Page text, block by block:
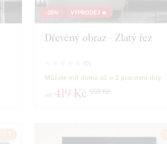
-25% VÝPRODEJ 🔥
Dřevěný obraz - Zlatý řez
(0)
Můžete mít doma už o 2 pracovní dny
od 419 Kč 559 Kč